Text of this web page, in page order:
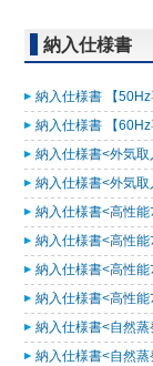
納入仕様書
納入仕様書 【
納入仕様書 【
納入仕様書<外気取
納入仕様書<外気取
納入仕様書<高性
納入仕様書<高性
納入仕様書<高性
納入仕様書<高性
納入仕様書<自然
納入仕様書<自然